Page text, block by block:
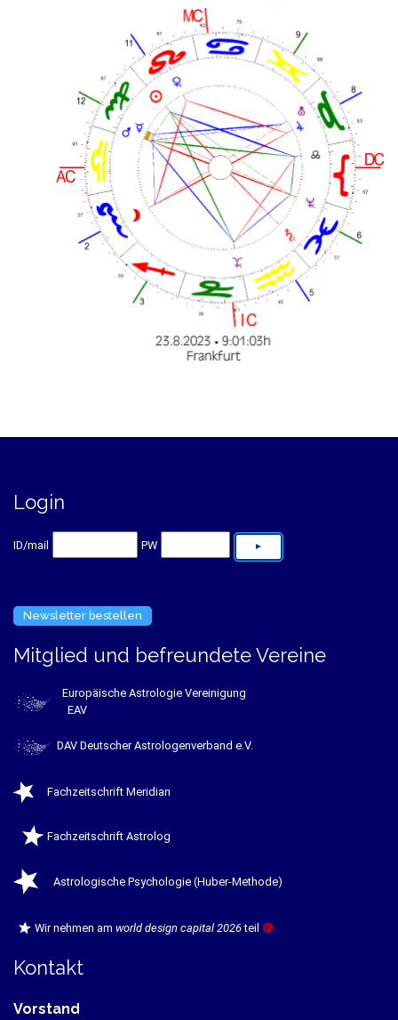
Login
ID/mail PW
Newsletter bestellen
Mitglied und befreundete Vereine
Europäische Astrologie Vereinigung
EAV
DAV Deutscher Astrologenverband e.V.
Fachzeitschrift Meridian
Fachzeitschrift Astrolog
Astrologische Psychologie (Huber-Methode)
Wir nehmen am world design capital 2026teil 🔴
Kontakt
Vorstand